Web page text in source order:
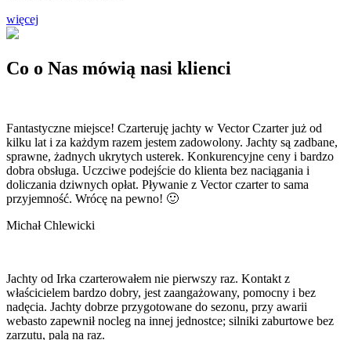
więcej
Co o Nas mówią nasi klienci
Fantastyczne miejsce! Czarteruję jachty w Vector Czarter już od
kilku lat i za każdym razem jestem zadowolony. Jachty są zadbane,
sprawne, żadnych ukrytych usterek. Konkurencyjne ceny i bardzo
dobra obsługa. Uczciwe podejście do klienta bez naciągania i
doliczania dziwnych opłat. Pływanie z Vector czarter to sama
przyjemność. Wrócę na pewno! 🙂
Michał Chlewicki
Jachty od Irka czarterowałem nie pierwszy raz. Kontakt z
właścicielem bardzo dobry, jest zaangażowany, pomocny i bez
nadęcia. Jachty dobrze przygotowane do sezonu, przy awarii
webasto zapewnił nocleg na innej jednostce; silniki zaburtowe bez
zarzutu, palą na raz.